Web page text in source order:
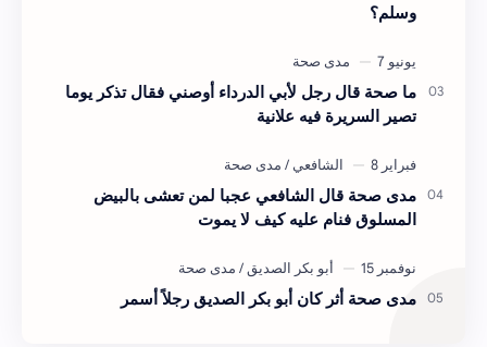
وسلم؟
ما صحة قال رجل لأبي الدرداء أوصني فقال تذكر يوما
تصير السريرة فيه علانية
مدى صحة قال الشافعي عجبا لمن تعشى بالبيض
المسلوق فنام عليه كيف لا يموت
مدى صحة أثر كان أبو بكر الصديق رجلاً أسمر